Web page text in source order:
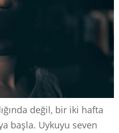
değil, bir iki hafta
başla. Uykuyu seven